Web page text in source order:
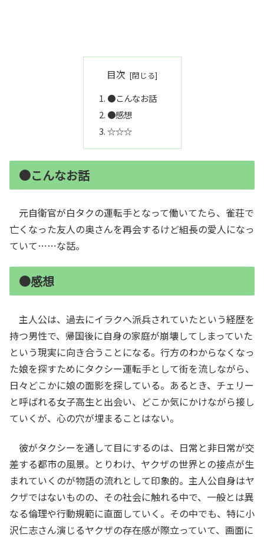
目次
●こんなお話
●感想
☆☆☆
●こんなお話
元自衛官が白タクの運転手となって働いてたら、雀荘で
亡くなった友人の奥さんを再会するけど組長の愛人になっ
ていて……な話。
●感想
主人公は、過去にイラクへ派兵されていたという経歴を
持つ男性で、帰国後に自身の家庭が崩壊してしまっていた
という現実に向き合うことになる。行方のわからなくなっ
た娘を探すためにタクシー運転手として街を流しながら、
日々どこかに娘の面影を探している。あるとき、チェリー
と呼ばれる女子高生と出会い、どこか気にかけながら接し
ていくが、心の穴が埋まることはない。
彼がタクシーを通して目にするのは、日常と非日常が交
差する都市の風景。とりわけ、ヤクザの世界との接点が生
まれていくのが物語の流れとして印象的。主人公自身はヤ
クザではないものの、その社会に触れる中で、一般とは異
なる倫理や行動規範に直面していく。その中でも、特に小
沢仁志さん演じるヤクザの存在感が際立っていて、画面に